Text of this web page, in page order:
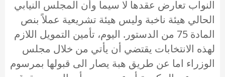
النواب تعارض عقدها لا سيما وأن المجلس النيابي
الحالي هيئة ناخبة وليس هيئة تشريعية عملاً بنص
المادة 75 من الدستور. اليوم، تأمين التمويل اللازم
لهذه الانتخابات يقتضي أن يأتي من خلال مجلس
الوزراء اما عن طريق هبة يصار الى قبولها بمرسوم